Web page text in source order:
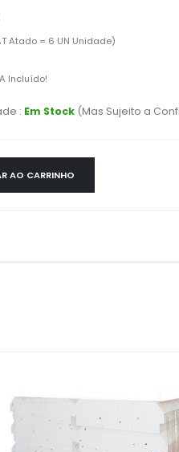
Atado = 6 UN Unidade)
Incluído!
: Em Stock (Mas Sujeito a
AO CARRINHO